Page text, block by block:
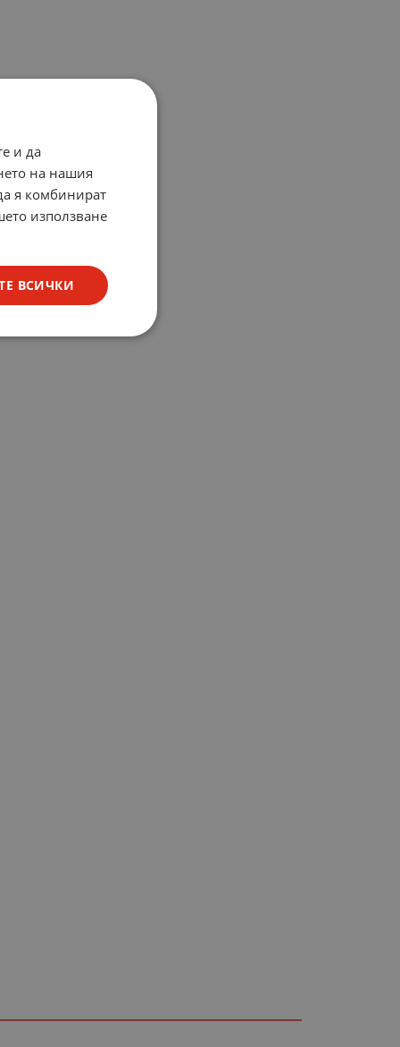
и да
на нашия
я комбинират
използване
ВСИЧКИ